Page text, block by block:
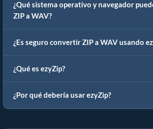
¿Qué sistema operativo y navegador
ZIP a WAV?
¿Es seguro convertir ZIP a WAV usando
¿Qué es ezyZip?
¿Por qué debería usar ezyZip?